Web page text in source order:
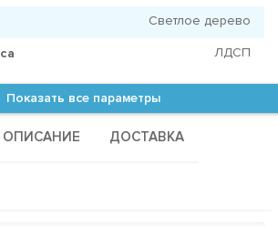
Светлое дерево
ЛДСП
Показать все параметры
ОПИСАНИЕ ДОСТАВКА